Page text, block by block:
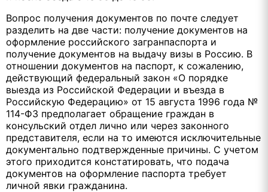
Вопрос получения документов по почте следует
разделить на две части: получение документов на
оформление российского загранпаспорта и
получение документов на выдачу визы в Россию. В
отношении документов на паспорт, к сожалению,
действующий федеральный закон «О порядке
выезда из Российской Федерации и въезда в
Российскую Федерацию» от 15 августа 1996 года №
114-ФЗ предполагает обращение граждан в
консульский отдел лично или через законного
представителя, если на то имеются исключительные
документально подтвержденные причины. С учетом
этого приходится констатировать, что подача
документов на оформление паспорта требует
личной явки гражданина.